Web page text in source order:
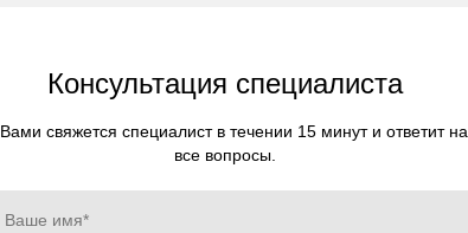
Консультация специалиста
свяжется специалист в течении 15 минут и ответит на
все вопросы.